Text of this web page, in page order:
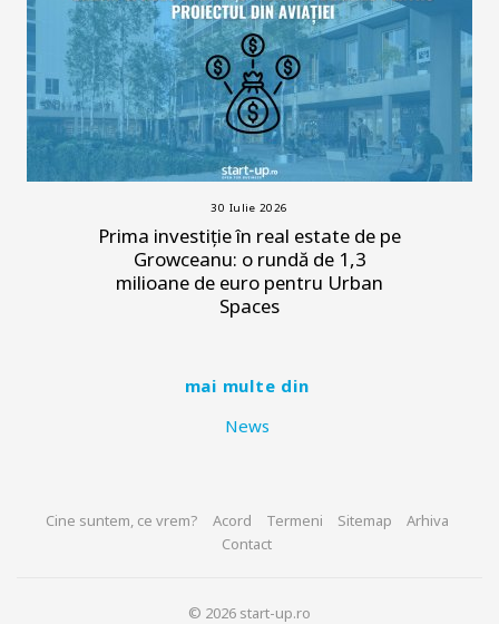
30 Iulie 2026
Prima investiție în real estate de pe
Growceanu: o rundă de 1,3
milioane de euro pentru Urban
Spaces
mai multe din
News
Cine suntem, ce vrem? Acord Termeni Sitemap
Arhiva
Contact
© 2026 start-up.ro